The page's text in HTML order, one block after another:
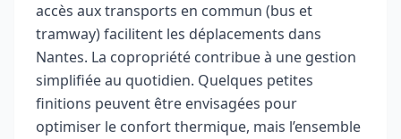
accès aux transports en commun (bus et
tramway) facilitent les déplacements dans
Nantes. La copropriété contribue à une gestion
simplifiée au quotidien. Quelques petites
finitions peuvent être envisagées pour
optimiser le confort thermique, mais l’ensemble